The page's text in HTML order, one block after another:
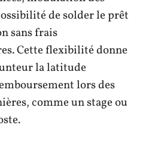
de solder le prêt
sans frais
Cette flexibilité donne
la latitude
lors des
comme un stage ou